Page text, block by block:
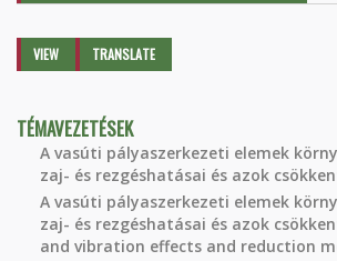
Primary tabs
VIEW (ACTIVETRANSLATE
TÉMAVEZETÉSEK
A vasúti pályaszerkezeti elemek
zaj- és rezgéshatásai és azok
A vasúti pályaszerkezeti elemek
zaj- és rezgéshatásai és azok
and vibration effects and reduction